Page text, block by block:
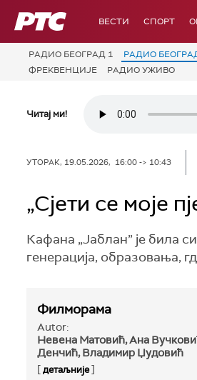
РТС ВЕСТИ СПОРТ
РАДИО БЕОГРАД 1 РАДИО
ФРЕКВЕНЦИЈЕ
РАДИО УЖИВО
Читај ми!
УТОРАК, 19.05.2026, 16:00 -> 10:43
„Сјети се моје
Кафана „Јаблан” је била
генерација, образовања,
Филморама
Autor:
Невена Матовић, Ана
Денчић, Владимир Џудовић
[детаљније]